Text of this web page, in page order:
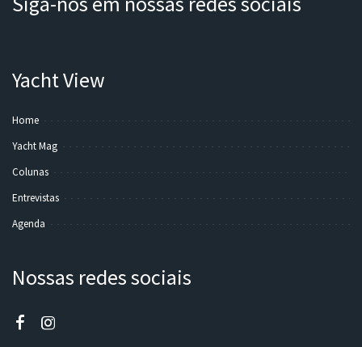
Yacht View
Home
Yacht Mag
Colunas
Entrevistas
Agenda
Nossas redes sociais